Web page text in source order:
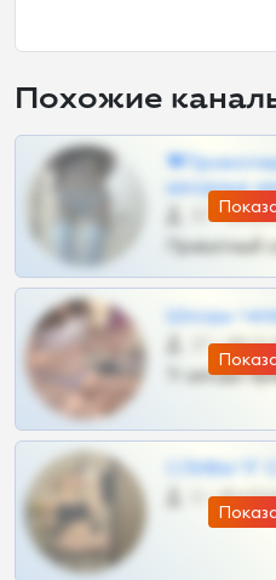
Похожие
шкодных
57 •
Приватный
Шкоды
27 •
Тг шкоды
СЛИВЫ ТГ
0 •